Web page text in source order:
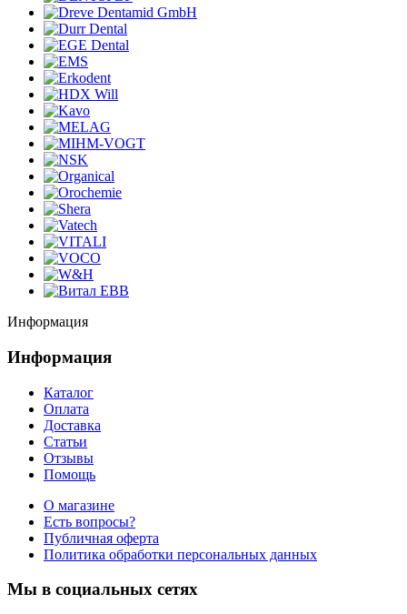
Информация
Информация
Каталог
Оплата
Доставка
Статьи
Отзывы
Помощь
О магазине
Есть вопросы?
Публичная оферта
Политика обработки персональных данных
Мы в социальных сетях